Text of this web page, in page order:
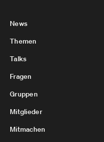
News
Themen
Talks
Fragen
Gruppen
Mitglieder
Mitmachen